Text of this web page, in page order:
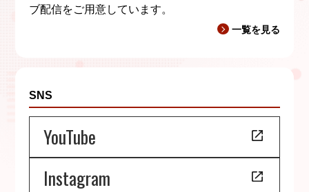
ブ配信をご用意しています。
一覧を見る
SNS
YouTube
Instagram